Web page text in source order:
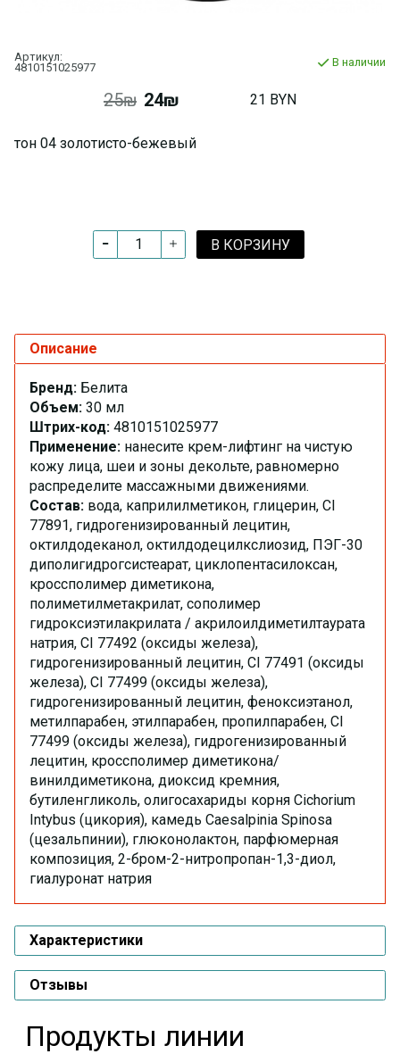
Артикул:
4810151025977
В наличии
25₪ 24₪ 21 BYN
тон 04 золотисто-бежевый
В КОРЗИНУ
Описание
Бренд: Белита
Объем: 30 мл
Штрих-код: 4810151025977
Применение: нанесите крем-лифтинг на чистую
кожу лица, шеи и зоны декольте, равномерно
распределите массажными движениями.
Состав: вода, каприлилметикон, глицерин, CI
77891, гидрогенизированный лецитин,
октилдодеканол, октилдодецилкслиозид, ПЭГ-30
диполигидрогсистеарат, циклопентасилоксан,
кроссполимер диметикона,
полиметилметакрилат, сополимер
гидроксиэтилакрилата / акрилоилдиметилтаурата
натрия, CI 77492 (оксиды железа),
гидрогенизированный лецитин, CI 77491 (оксиды
железа), CI 77499 (оксиды железа),
гидрогенизированный лецитин, феноксиэтанол,
метилпарабен, этилпарабен, пропилпарабен, CI
77499 (оксиды железа), гидрогенизированный
лецитин, кроссполимер диметикона/
винилдиметикона, диоксид кремния,
бутиленгликоль, олигосахариды корня Cichorium
Intybus (цикория), камедь Caesalpinia Spinosa
(цезальпинии), глюконолактон, парфюмерная
композиция, 2-бром-2-нитропропан-1,3-диол,
гиалуронат натрия
Характеристики
Отзывы
Продукты линии